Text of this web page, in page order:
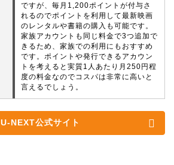
ですが、毎月1,200ポイントが付与さ
れるのでポイントを利用して最新映画
のレンタルや書籍の購入も可能です。
家族アカウントも同じ料金で3つ追加で
きるため、家族での利用にもおすすめ
です。ポイントや発行できるアカウン
トを考えると実質1人あたり月250円程
度の料金なのでコスパは非常に高いと
言えるでしょう。
U-NEXT公式サイト